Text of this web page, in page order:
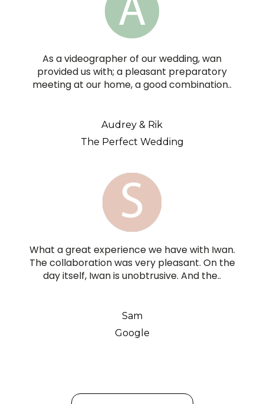
As a videographer of our wedding, wan
provided us with; a pleasant preparatory
meeting at our home, a good combination..
Audrey & Rik
The Perfect Wedding
What a great experience we have with Iwan.
The collaboration was very pleasant. On the
day itself, Iwan is unobtrusive. And the..
Sam
Google